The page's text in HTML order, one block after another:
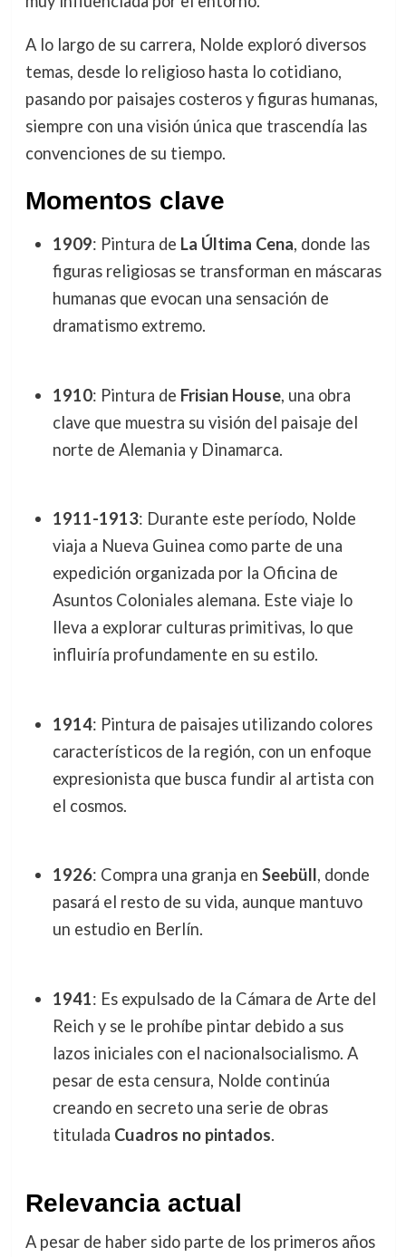
A lo largo de su carrera, Nolde exploró diversos
temas, desde lo religioso hasta lo cotidiano,
pasando por paisajes costeros y figuras humanas,
siempre con una visión única que trascendía las
convenciones de su tiempo.
Momentos clave
1909: Pintura de La Última Cena, donde las
figuras religiosas se transforman en máscaras
humanas que evocan una sensación de
dramatismo extremo.
1910: Pintura de Frisian House, una obra
clave que muestra su visión del paisaje del
norte de Alemania y Dinamarca.
1911-1913: Durante este período, Nolde
viaja a Nueva Guinea como parte de una
expedición organizada por la Oficina de
Asuntos Coloniales alemana. Este viaje lo
lleva a explorar culturas primitivas, lo que
influiría profundamente en su estilo.
1914: Pintura de paisajes utilizando colores
característicos de la región, con un enfoque
expresionista que busca fundir al artista con
el cosmos.
1926: Compra una granja en Seebüll, donde
pasará el resto de su vida, aunque mantuvo
un estudio en Berlín.
1941: Es expulsado de la Cámara de Arte del
Reich y se le prohíbe pintar debido a sus
lazos iniciales con el nacionalsocialismo. A
pesar de esta censura, Nolde continúa
creando en secreto una serie de obras
titulada Cuadros no pintados.
Relevancia actual
A pesar de haber sido parte de los primeros años